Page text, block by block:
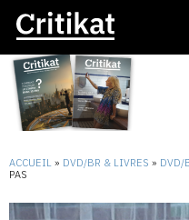
ACCUEIL » DVD/BR & LIVRES » DVD/
PAS